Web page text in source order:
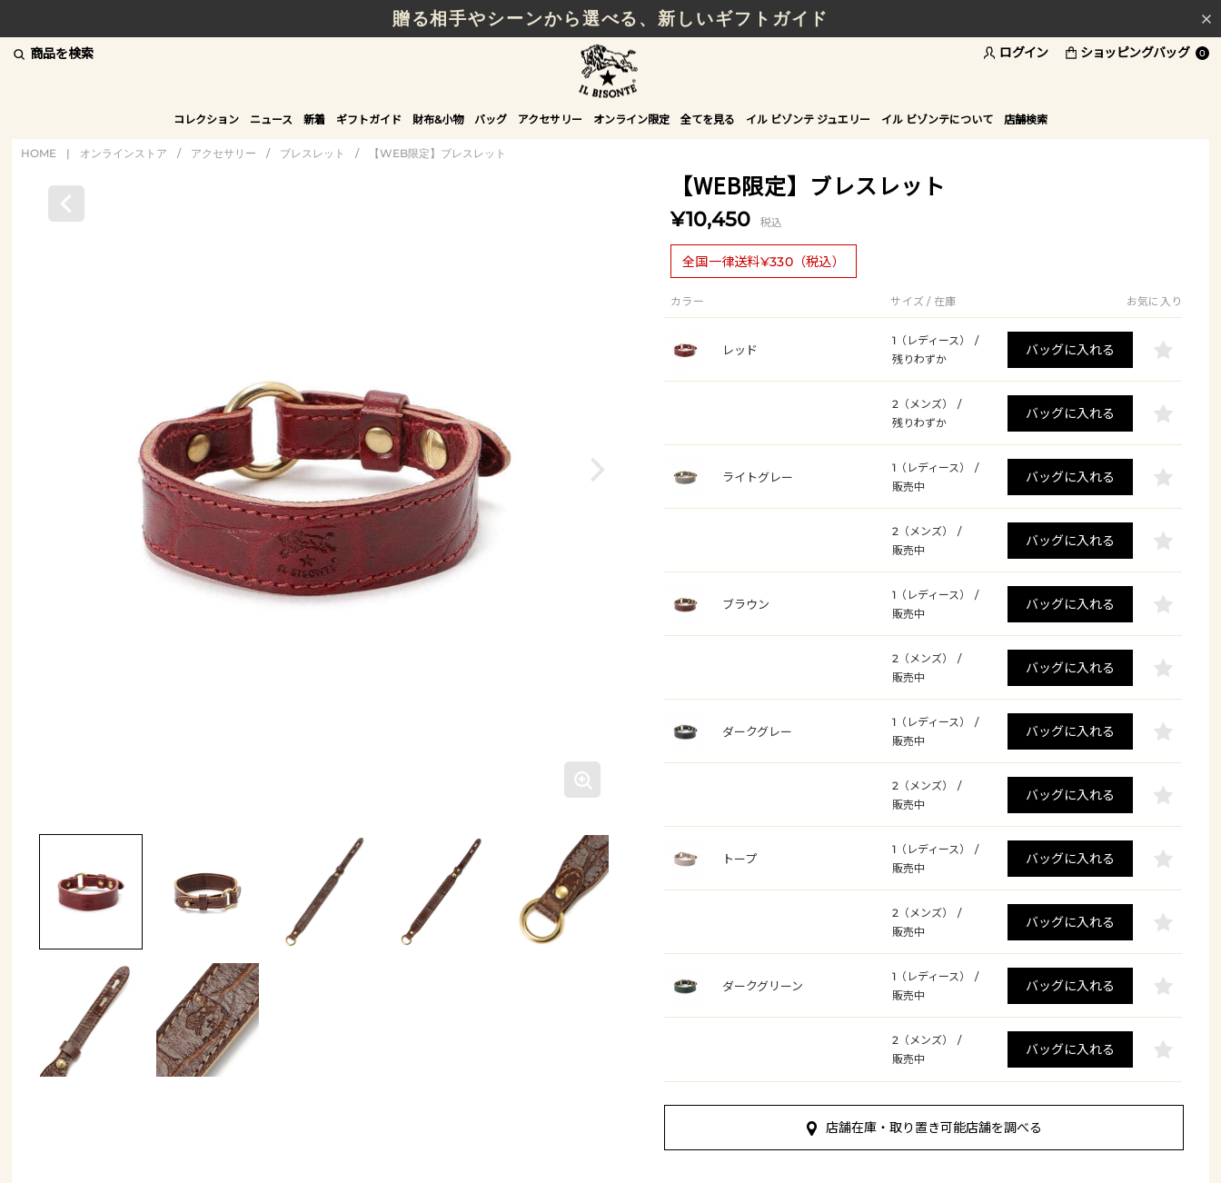
贈る相手やシーンから選べる、新しいギフトガイド
商品を検索 ログイン ショッピングバッグ 0
コレクション ニュース 新着 ギフトガイド 財布&小物 バッグ アクセサリー オンライン限定 全てを見る イル ビゾンテ ジュエリー イル ビゾンテについて 店舗検索
HOME | オンラインストア / アクセサリー / ブレスレット / 【WEB限定】ブレスレット
【WEB限定】ブレスレット
¥10,450 税込
全国一律送料¥330（税込）
カラー サイズ / 在庫 お気に入り
レッド
1（レディース）
/
残りわずか
バッグに入れる
2（メンズ）
/
残りわずか
バッグに入れる
ライトグレー
1（レディース）
/
販売中
バッグに入れる
2（メンズ）
/
販売中
バッグに入れる
ブラウン
1（レディース）
/
販売中
バッグに入れる
2（メンズ）
/
販売中
バッグに入れる
ダークグレー
1（レディース）
/
販売中
バッグに入れる
2（メンズ）
/
販売中
バッグに入れる
トープ
1（レディース）
/
販売中
バッグに入れる
2（メンズ）
/
販売中
バッグに入れる
ダークグリーン
1（レディース）
/
販売中
バッグに入れる
2（メンズ）
/
販売中
バッグに入れる
店舗在庫・取り置き可能店舗を調べる